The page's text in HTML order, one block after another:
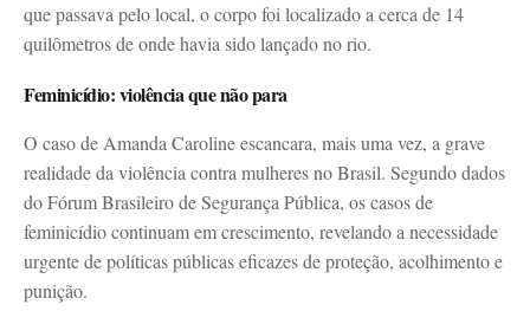
que passava pelo local, o corpo foi localizado a cerca de 14
quilômetros de onde havia sido lançado no rio.
Feminicídio: violência que não para
O caso de Amanda Caroline escancara, mais uma vez, a grave
realidade da violência contra mulheres no Brasil. Segundo dados
do Fórum Brasileiro de Segurança Pública, os casos de
feminicídio continuam em crescimento, revelando a necessidade
urgente de políticas públicas eficazes de proteção, acolhimento e
punição.